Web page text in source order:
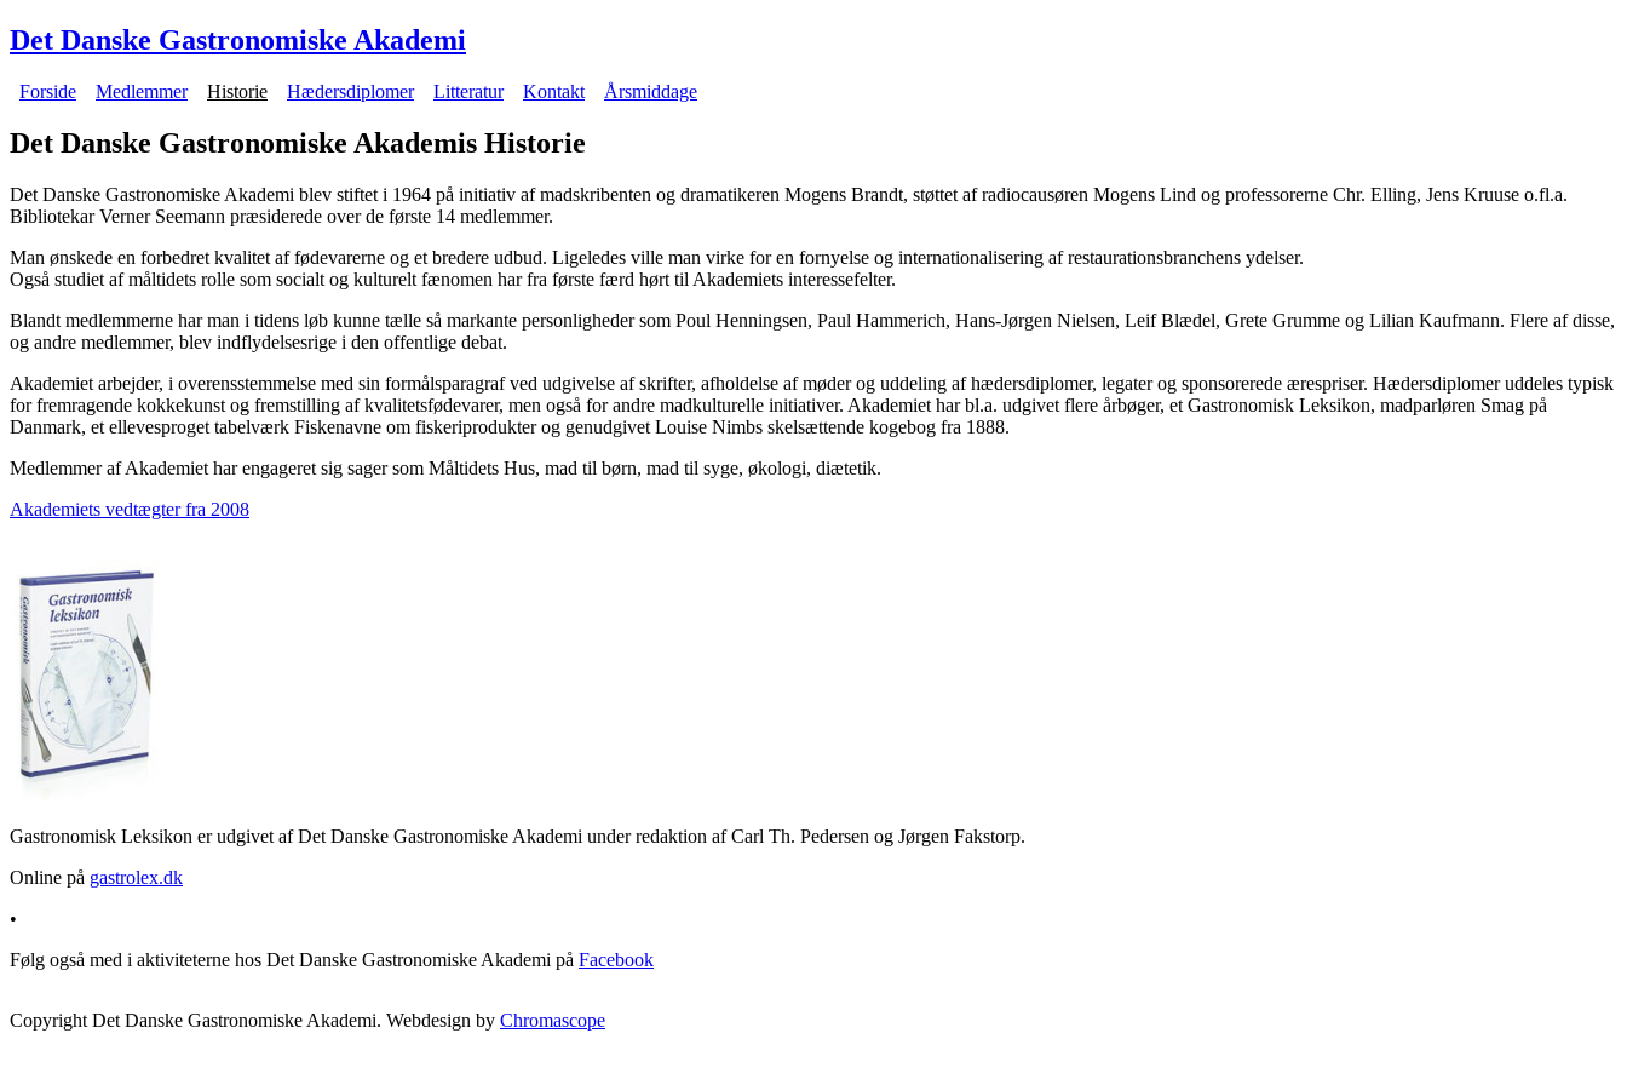
Gå til hovedindhold
Det Danske Gastronomiske Akademi
Forside Medlemmer Historie Hædersdiplomer Litteratur Kontakt Årsmiddage
Det Danske Gastronomiske Akademis Historie
Det Danske Gastronomiske Akademi blev stiftet i 1964 på initiativ af madskribenten og dramatikeren Mogens Brandt, støttet af radiocausøren Mogens Lind og professorerne Chr. Elling, Jens Kruuse o.fl.a.
Bibliotekar Verner Seemann præsiderede over de første 14 medlemmer.
Man ønskede en forbedret kvalitet af fødevarerne og et bredere udbud. Ligeledes ville man virke for en fornyelse og internationalisering af restaurationsbranchens ydelser.
Også studiet af måltidets rolle som socialt og kulturelt fænomen har fra første færd hørt til Akademiets interessefelter.
Blandt medlemmerne har man i tidens løb kunne tælle så markante personligheder som Poul Henningsen, Paul Hammerich, Hans-Jørgen Nielsen, Leif Blædel, Grete Grumme og Lilian Kaufmann. Flere af disse,
og andre medlemmer, blev indflydelsesrige i den offentlige debat.
Akademiet arbejder, i overensstemmelse med sin formålsparagraf ved udgivelse af skrifter, afholdelse af møder og uddeling af hædersdiplomer, legater og sponsorerede ærespriser. Hædersdiplomer uddeles typisk
for fremragende kokkekunst og fremstilling af kvalitetsfødevarer, men også for andre madkulturelle initiativer. Akademiet har bl.a. udgivet flere årbøger, et Gastronomisk Leksikon, madparløren Smag på
Danmark, et ellevesproget tabelværk Fiskenavne om fiskeriprodukter og genudgivet Louise Nimbs skelsættende kogebog fra 1888.
Medlemmer af Akademiet har engageret sig sager som Måltidets Hus, mad til børn, mad til syge, økologi, diætetik.
Akademiets vedtægter fra 2008
Gastronomisk Leksikon er udgivet af Det Danske Gastronomiske Akademi under redaktion af Carl Th. Pedersen og Jørgen Fakstorp.
Online på gastrolex.dk
•
Følg også med i aktiviteterne hos Det Danske Gastronomiske Akademi på Facebook
Copyright Det Danske Gastronomiske Akademi. Webdesign by Chromascope